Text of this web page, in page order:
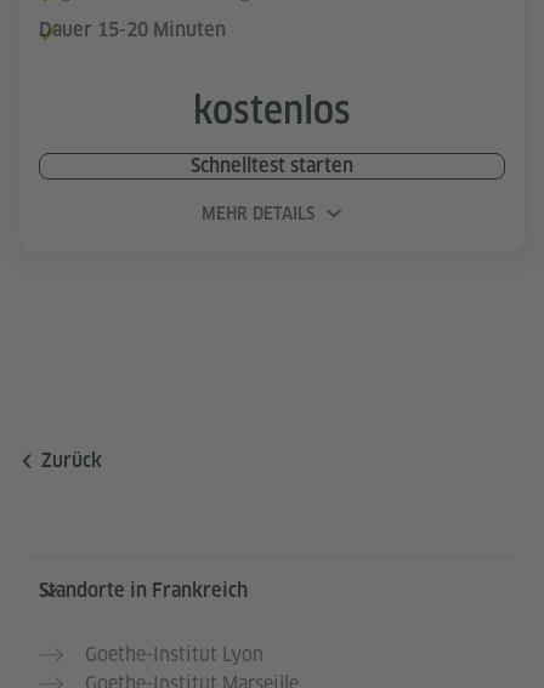
Dauer 15-20 Minuten
kostenlos
Schnelltest starten
MEHR DETAILS
Zurück
Service- und Informationsbereich
Standorte in Frankreich
Goethe-Institut Lyon